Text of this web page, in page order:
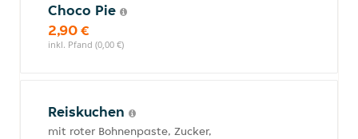
Choco Pie
2,90 €
inkl. Pfand (0,00 €)
Reiskuchen
mit roter Bohnenpaste, Zucker,